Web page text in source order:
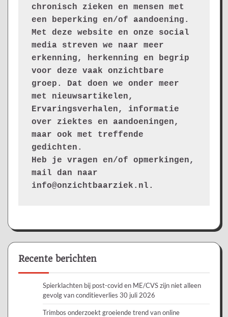
chronisch zieken en mensen met
een beperking en/of aandoening.
Met deze website en onze social
media streven we naar meer
erkenning, herkenning en begrip
voor deze vaak onzichtbare
groep. Dat doen we onder meer
met nieuwsartikelen,
Ervaringsverhalen, informatie
over ziektes en aandoeningen,
maar ook met treffende
gedichten.
Heb je vragen en/of opmerkingen,
mail dan naar
info@onzichtbaarziek.nl.
Recente berichten
Spierklachten bij post-covid en ME/CVS zijn niet alleen
gevolg van conditieverlies 30 juli 2026
Trimbos onderzoekt groeiende trend van online